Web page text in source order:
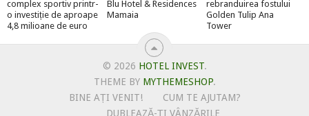
complex sportiv printr-
o investiție de aproape
4,8 milioane de euro
Blu Hotel & Residences
Mamaia
rebranduirea fostului
Golden Tulip Ana
Tower
© 2026 HOTEL INVEST.
THEME BY MYTHEMESHOP.
BINE AȚI VENIT!
CUM TE AJUTAM?
DUBLEAZĂ-ȚI VÂNZĂRILE